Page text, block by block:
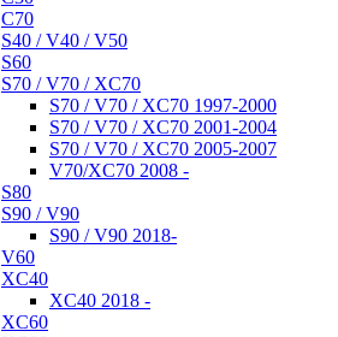
C70
S40 / V40 / V50
S60
S70 / V70 / XC70
S70 / V70 / XC70 1997-2000
S70 / V70 / XC70 2001-2004
S70 / V70 / XC70 2005-2007
V70/XC70 2008 -
S80
S90 / V90
S90 / V90 2018-
V60
XC40
XC40 2018 -
XC60